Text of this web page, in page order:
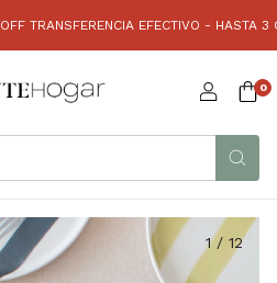
TRANSFERENCIA EFECTIVO - HASTA 3
0
1/ 12